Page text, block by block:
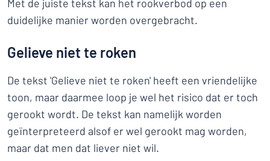
Met de juiste tekst kan het rookverbod op een
duidelijke manier worden overgebracht.
Gelieve niet te roken
De tekst 'Gelieve niet te roken' heeft een vriendelijke
toon, maar daarmee loop je wel het risico dat er toch
gerookt wordt. De tekst kan namelijk worden
geïnterpreteerd alsof er wel gerookt mag worden,
maar dat men dat liever niet wil.